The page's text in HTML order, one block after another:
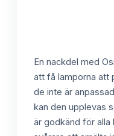
En nackdel med
att få lamporna att
de inte är
kan den upplevas
är godkänd för alla